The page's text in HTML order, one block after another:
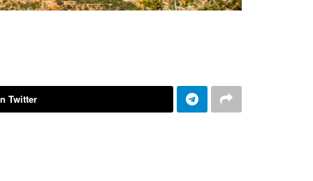
Twitter